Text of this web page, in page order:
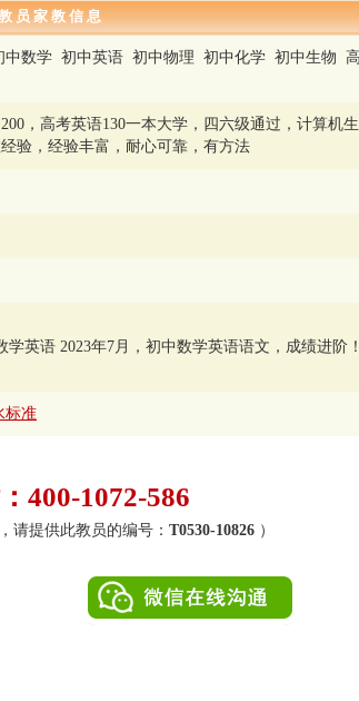
员 家 教 信 息
数学 初中英语 初中物理 初中化学 初中生物
，高考英语130一本大学，四六级通过，计算机
验，经验丰富，耐心可靠，有方法
英语 2023年7月，初中数学英语语文，成绩进阶！
标准
400-1072-586
请提供此教员的编号： T0530-10826 ）